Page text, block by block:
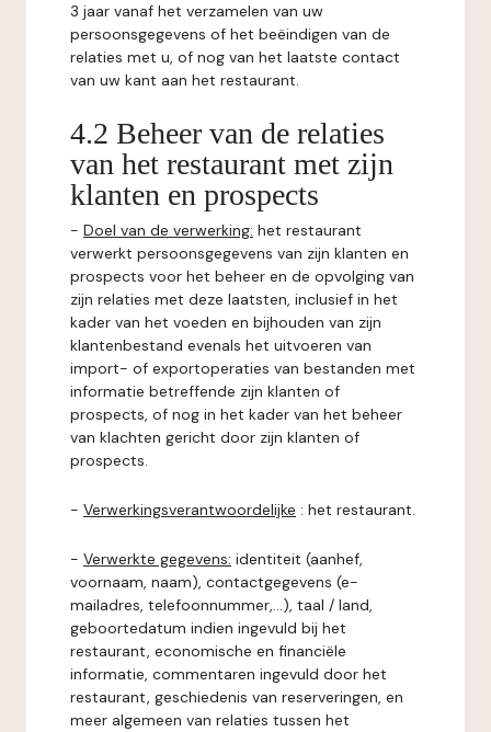
3 jaar vanaf het verzamelen van uw
persoonsgegevens of het beëindigen van de
relaties met u, of nog van het laatste contact
van uw kant aan het restaurant.
4.2 Beheer van de relaties
van het restaurant met zijn
klanten en prospects
- Doel van de verwerking: het restaurant
verwerkt persoonsgegevens van zijn klanten en
prospects voor het beheer en de opvolging van
zijn relaties met deze laatsten, inclusief in het
kader van het voeden en bijhouden van zijn
klantenbestand evenals het uitvoeren van
import- of exportoperaties van bestanden met
informatie betreffende zijn klanten of
prospects, of nog in het kader van het beheer
van klachten gericht door zijn klanten of
prospects.
- Verwerkingsverantwoordelijke : het restaurant.
- Verwerkte gegevens: identiteit (aanhef,
voornaam, naam), contactgegevens (e-
mailadres, telefoonnummer,...), taal / land,
geboortedatum indien ingevuld bij het
restaurant, economische en financiële
informatie, commentaren ingevuld door het
restaurant, geschiedenis van reserveringen, en
meer algemeen van relaties tussen het